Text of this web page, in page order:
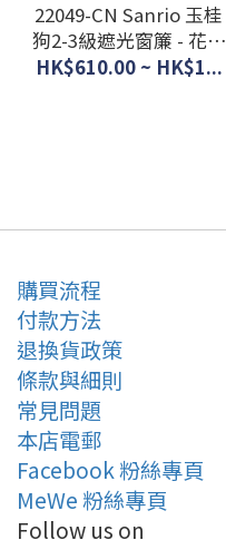
22049-CN Sanrio 玉桂
狗2-3級遮光窗簾 - 花花
(一套2塊) #JP-BD22-
HK$610.00 ~ HK$1...
購買流程
付款方法
退換貨政策
條款與細則
常見問題
本店電郵
Facebook 粉絲專頁
MeWe 粉絲專頁
Follow us on